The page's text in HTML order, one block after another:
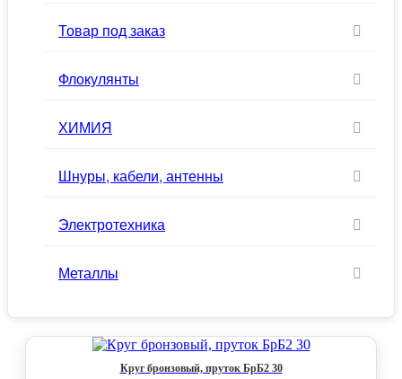
Товар под заказ
Флокулянты
ХИМИЯ
Шнуры, кабели, антенны
Электротехника
Металлы
Круг бронзовый, пруток БрБ2 30